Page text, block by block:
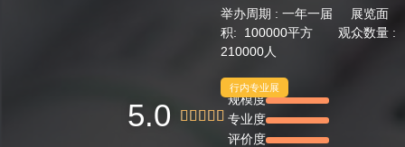
举办周期 : 一年一届 展览面
积: 100000平方 观众数量 :
210000人
行内专业展
5.0     
规模度
专业度
评价度